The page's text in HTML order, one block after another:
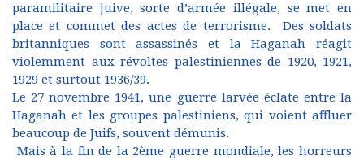
paramilitaire juive, sorte d’armée illégale, se met en
place et commet des actes de terrorisme. Des soldats
britanniques sont assassinés et la Haganah réagit
violemment aux révoltes palestiniennes de 1920, 1921,
1929 et surtout 1936/39.
Le 27 novembre 1941, une guerre larvée éclate entre la
Haganah et les groupes palestiniens, qui voient affluer
beaucoup de Juifs, souvent démunis.
Mais à la fin de la 2ème guerre mondiale, les horreurs